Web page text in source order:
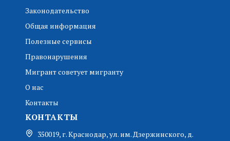
Законодательство
Общая информация
Полезные сервисы
Правонарушения
Мигрант советует мигранту
О нас
Контакты
КОНТАКТЫ
350019, г. Краснодар, ул. им. Дзержинского, д.